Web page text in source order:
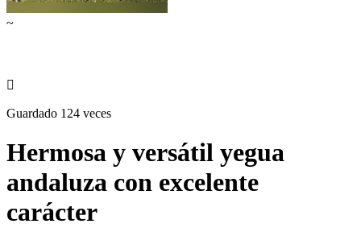
~

Guardado 124 veces
Hermosa y versátil yegua
andaluza con excelente
carácter